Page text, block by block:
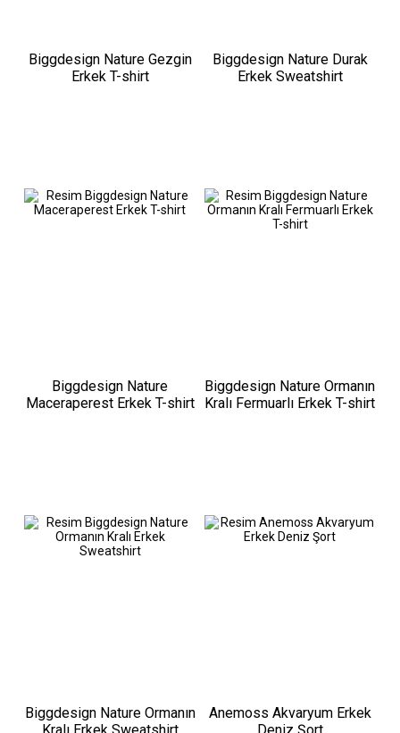
Biggdesign Nature Gezgin
Erkek T-shirt
Biggdesign Nature Durak
Erkek Sweatshirt
Biggdesign Nature
Maceraperest Erkek T-shirt
Biggdesign Nature Ormanın
Kralı Fermuarlı Erkek T-shirt
Biggdesign Nature Ormanın
Kralı Erkek Sweatshirt
Anemoss Akvaryum Erkek
Deniz Şort